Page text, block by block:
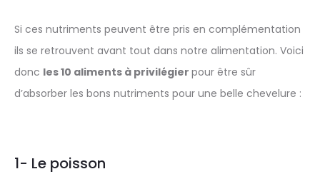
Si ces nutriments peuvent être pris en complémentation
ils se retrouvent avant tout dans notre alimentation. Voici
donc les 10 aliments à privilégier pour être sûr
d’absorber les bons nutriments pour une belle chevelure :
1- Le poisson